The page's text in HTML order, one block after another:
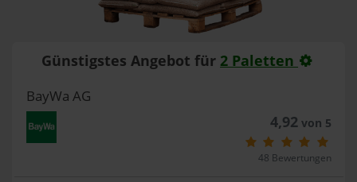
Günstigstes Angebot für 2 Paletten
BayWa AG
4,92von 5
48 Bewertungen